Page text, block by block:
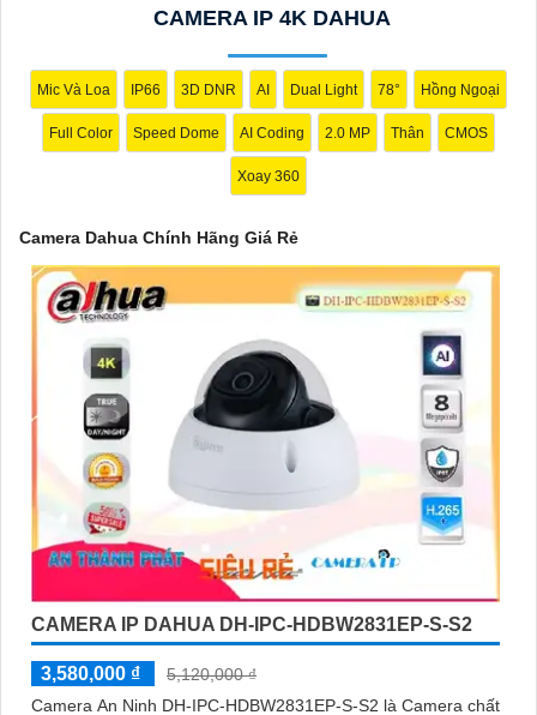
CAMERA IP 4K DAHUA
Mic Và Loa IP66 3D DNR AI Dual Light 78° Hồng Ngoại
Full Color Speed Dome AI Coding 2.0 MP Thân CMOS
Xoay 360
Camera Dahua Chính Hãng Giá Rẻ
CAMERA IP DAHUA DH-IPC-HDBW2831EP-S-S2
3,580,000 ₫
5,120,000 ₫
Camera An Ninh DH-IPC-HDBW2831EP-S-S2 là Camera chất